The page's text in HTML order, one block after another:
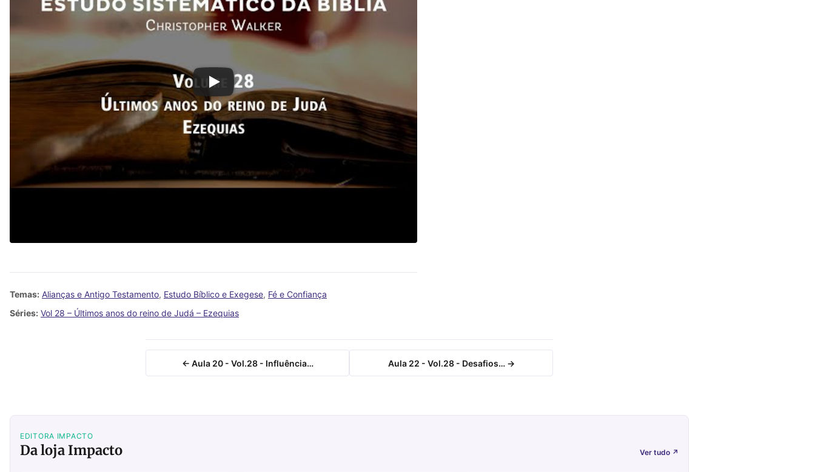
Temas: Alianças e Antigo Testamento, Estudo Bíblico e Exegese, Fé e Confiança
Séries: Vol 28 – Últimos anos do reino de Judá – Ezequias
← Aula 20 - Vol.28 - Influência… Aula 22 - Vol.28 - Desafios… →
EDITORA IMPACTO
Da loja Impacto Ver tudo ↗